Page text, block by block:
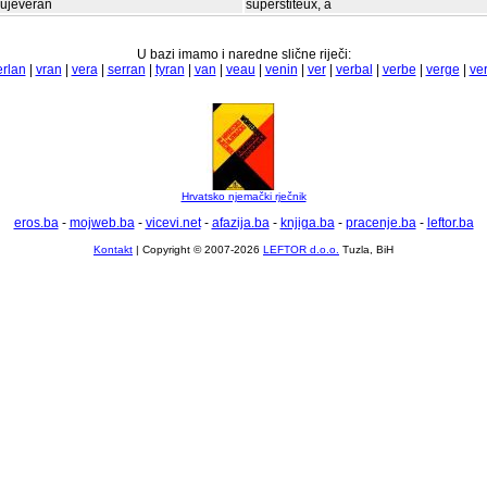
superstiteux, a
U bazi imamo i naredne slične riječi:
vran vera| serran tyran van veau venin ver| verbal verbe verge
Hrvatsko njemački rječnik
eros.ba- mojweb.ba- vicevi.net- afazija.ba- knjiga.ba- pracenje.ba- leftor.ba
Kontakt | Copyright © 2007-2026 LEFTOR d.o.o. Tuzla, BiH